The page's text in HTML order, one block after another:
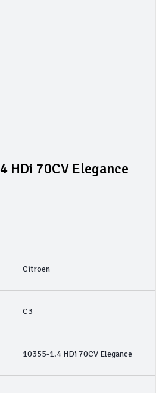
HDi 70CV Elegance
Citroen
C3
10355-1.4 HDi 70CV Elegance